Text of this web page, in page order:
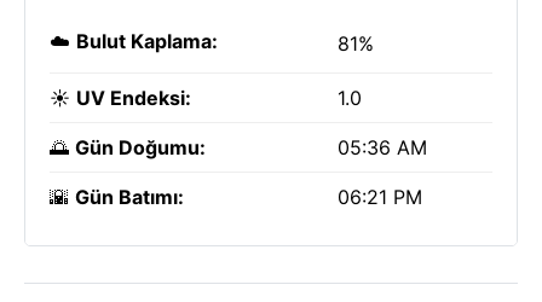
☁️ Bulut Kaplama: 81%
☀️ UV Endeksi: 1.0
🌅 Gün Doğumu: 05:36 AM
🌇 Gün Batımı: 06:21 PM